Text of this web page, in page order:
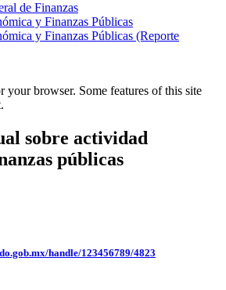
de Finanzas
y Finanzas Públicas
y Finanzas Públicas (Reporte
your browser. Some features of this site
sobre actividad
públicas
handle/123456789/4823